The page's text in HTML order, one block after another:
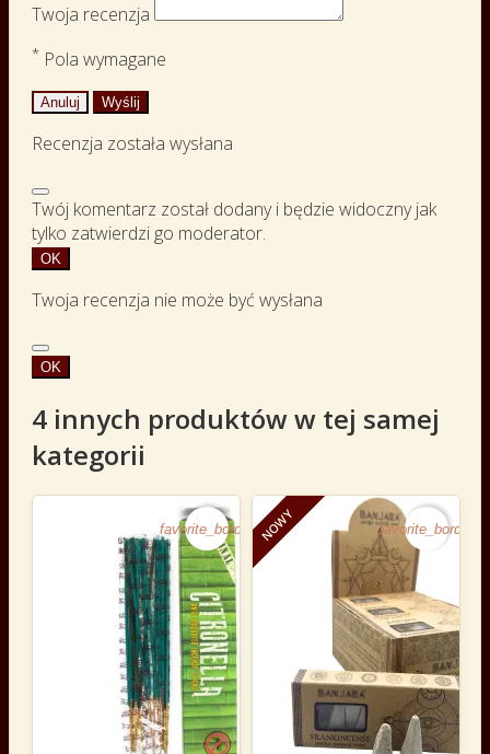
Twoja recenzja
* Pola wymagane
Anuluj Wyślij
Recenzja została wysłana
Twój komentarz został dodany i będzie widoczny jak
tylko zatwierdzi go moderator.
OK
Twoja recenzja nie może być wysłana
OK
4 innych produktów w tej samej
kategorii
favorite_borderNOWY favorite_border